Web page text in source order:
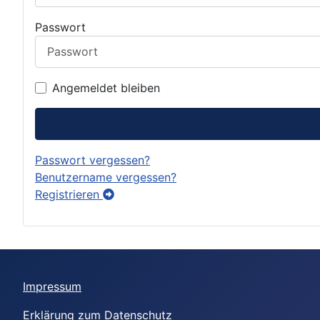
Passwort
Angemeldet bleiben
Passwort vergessen?
Benutzername vergessen?
Registrieren
Impressum
Erklärung zum Datenschutz